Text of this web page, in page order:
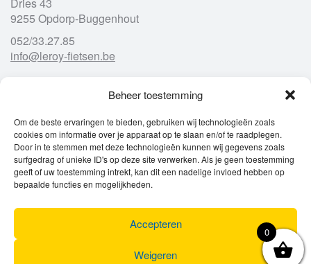
Beheer toestemming
Om de beste ervaringen te bieden, gebruiken wij technologieën zoals
cookies om informatie over je apparaat op te slaan en/of te raadplegen.
Door in te stemmen met deze technologieën kunnen wij gegevens zoals
surfgedrag of unieke ID's op deze site verwerken. Als je geen toestemming
geeft of uw toestemming intrekt, kan dit een nadelige invloed hebben op
bepaalde functies en mogelijkheden.
Accepteren
Weigeren
9255 Opdorp-Buggenhout
052/33.27.85
info@leroy-fietsen.be
Openingsuren
Ma
gesloten
Di
9u – 12u
13u – 18u00
Wo
9u – 12u
13u – 18u00
Do
9u – 12u
13u – 18u00
Za
0